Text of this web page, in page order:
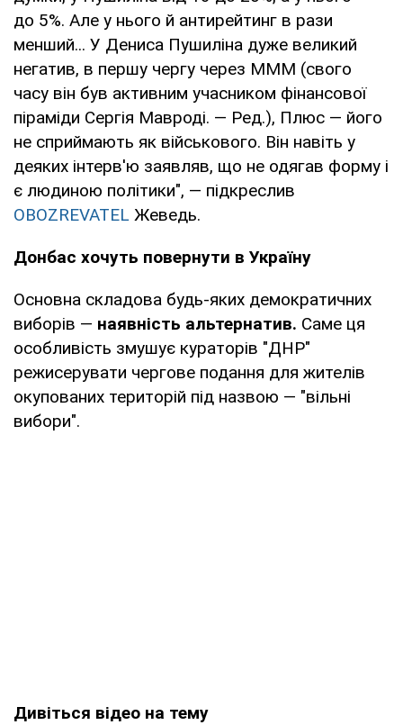
до 5%. Але у нього й антирейтинг в рази
менший... У Дениса Пушиліна дуже великий
негатив, в першу чергу через МММ (свого
часу він був активним учасником фінансової
піраміди Сергія Мавроді. — Ред.), Плюс — його
не сприймають як військового. Він навіть у
деяких інтерв'ю заявляв, що не одягав форму і
є людиною політики", — підкреслив
OBOZREVATEL Жеведь.
Донбас хочуть повернути в Україну
Основна складова будь-яких демократичних
виборів — наявність альтернатив. Саме ця
особливість змушує кураторів "ДНР"
режисерувати чергове подання для жителів
окупованих територій під назвою — "вільні
вибори".
Дивіться відео на тему